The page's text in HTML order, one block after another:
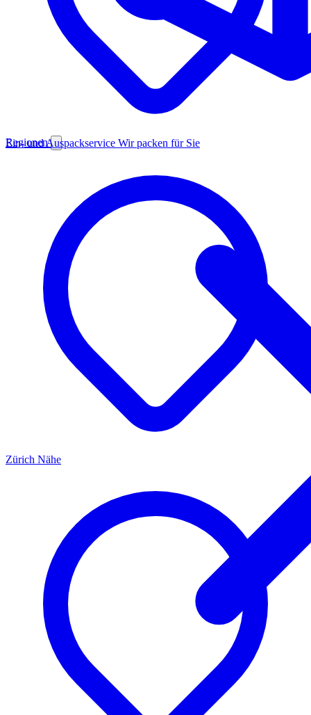
Ein- und Auspackservice Wir packen für Sie
Regionen
Zürich Nähe